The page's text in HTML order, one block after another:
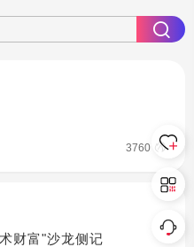
3760
财富"沙龙侧记